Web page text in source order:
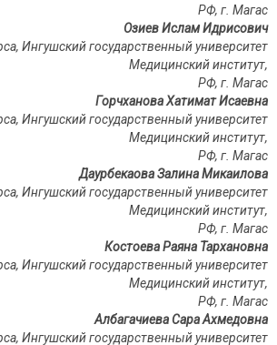
РФ, г. Магас
Озиев Ислам Идрисович
Ингушский государственный университет
Медицинский институт,
РФ, г. Магас
Горчханова Хатимат Исаевна
Ингушский государственный университет
Медицинский институт,
РФ, г. Магас
Даурбекаова Залина Микаилова
Ингушский государственный университет
Медицинский институт,
РФ, г. Магас
Костоева Раяна Тархановна
Ингушский государственный университет
Медицинский институт,
РФ, г. Магас
Албагачиева Сара Ахмедовна
Ингушский государственный университет